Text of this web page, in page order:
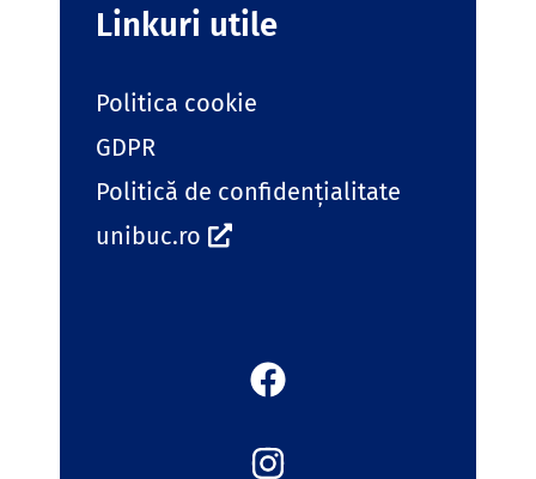
Linkuri utile
Politica cookie
GDPR
Politică de confidențialitate
unibuc.ro